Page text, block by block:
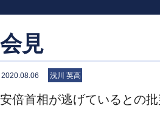
会見
2020.08.06 浅川 英高
安倍首相が逃げているとの批